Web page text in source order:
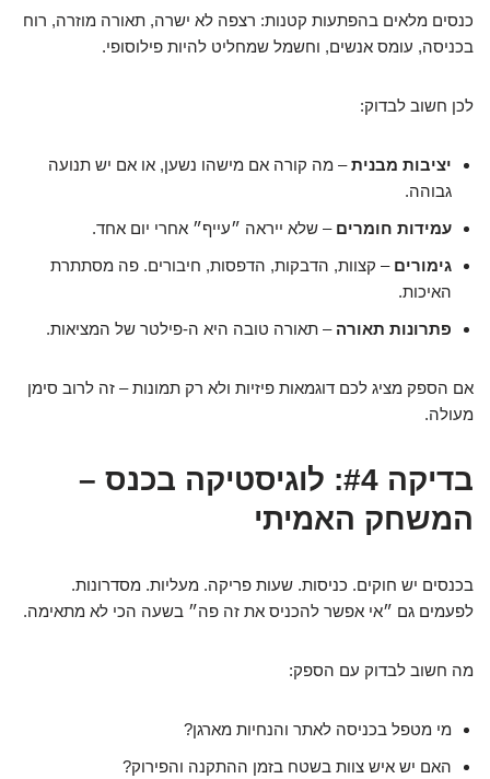
כנסים מלאים בהפתעות קטנות: רצפה לא ישרה, תאורה מוזרה, רוח
בכניסה, עומס אנשים, וחשמל שמחליט להיות פילוסופי.
לכן חשוב לבדוק:
יציבות מבנית– מה קורה אם מישהו נשען, או אם יש תנועה
גבוהה.
עמידות חומרים – שלא ייראה ״עייף״ אחרי יום אחד.
גימורים – קצוות, הדבקות, הדפסות, חיבורים. פה מסתתרת
האיכות.
פתרונות תאורה – תאורה טובה היא ה-פילטר של המציאות.
אם הספק מציג לכם דוגמאות פיזיות ולא רק תמונות – זה לרוב סימן
מעולה.
בדיקה #4: לוגיסטיקה בכנס –
המשחק האמיתי
בכנסים יש חוקים. כניסות. שעות פריקה. מעליות. מסדרונות.
לפעמים גם ״אי אפשר להכניס את זה פה״ בשעה הכי לא מתאימה.
מה חשוב לבדוק עם הספק:
מי מטפל בכניסה לאתר והנחיות מארגן?
האם יש איש צוות בשטח בזמן ההתקנה והפירוק?